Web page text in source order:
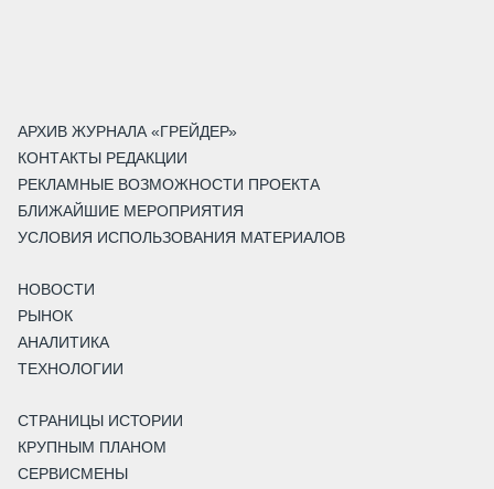
АРХИВ ЖУРНАЛА «ГРЕЙДЕР»
КОНТАКТЫ РЕДАКЦИИ
РЕКЛАМНЫЕ ВОЗМОЖНОСТИ ПРОЕКТА
БЛИЖАЙШИЕ МЕРОПРИЯТИЯ
УСЛОВИЯ ИСПОЛЬЗОВАНИЯ МАТЕРИАЛОВ
НОВОСТИ
РЫНОК
АНАЛИТИКА
ТЕХНОЛОГИИ
СТРАНИЦЫ ИСТОРИИ
КРУПНЫМ ПЛАНОМ
СЕРВИСМЕНЫ